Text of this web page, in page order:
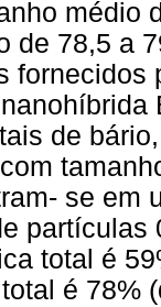
médio
de 78,5 a
fornecidos
de
se em
partículas
total é
é 78%